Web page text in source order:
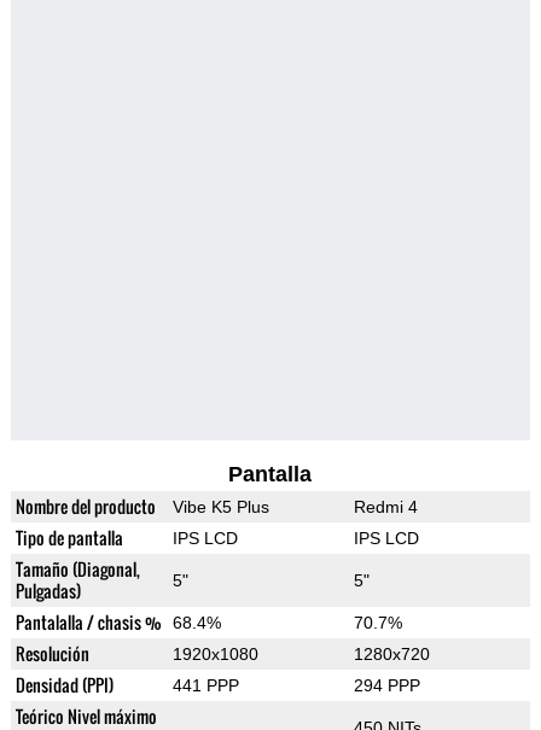
Pantalla
Nombre del producto Vibe K5 Plus Redmi 4
Tipo de pantalla IPS LCD IPS LCD
Tamaño (Diagonal,
Pulgadas)
5" 5"
Pantalalla / chasis % 68.4% 70.7%
Resolución 1920x1080 1280x720
Densidad (PPI) 441 PPP 294 PPP
Teórico Nivel máximo